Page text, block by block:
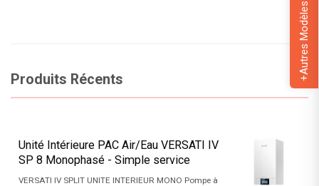
+Autres Modèles
Produits Récents
Unité Intérieure PAC Air/Eau VERSATI IV
SP 8 Monophasé - Simple service
VERSATI IV SPLIT UNITE INTERIEUR MONO Pompe à